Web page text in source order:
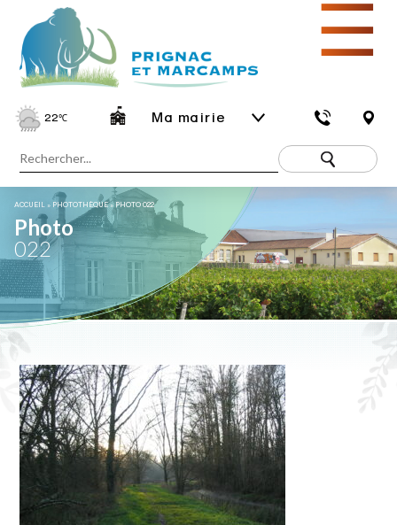
22℃ Ma mairie
☰
ACCUEIL » PHOTOTHÈQUE»PHOTO 022
Photo
022